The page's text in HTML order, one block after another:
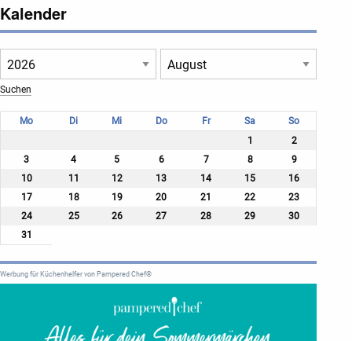
Kalender
Mo Di Mi Do Fr Sa
So
1
2
3
4 5 6 7 8
9
10
11 12 13 14 15
16
17
18 19 20 21 22
23
24
25 26 27 28 29
30
31
Werbung für Küchenhelfer von Pampered Chef®